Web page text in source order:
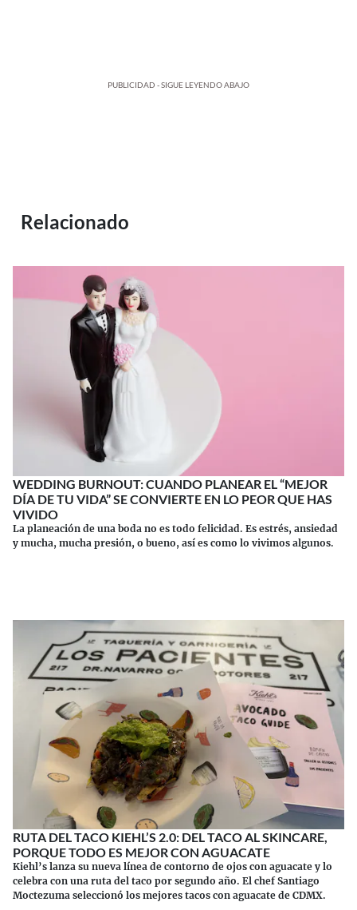
PUBLICIDAD - SIGUE LEYENDO ABAJO
Relacionado
WEDDING BURNOUT: CUANDO PLANEAR EL “MEJOR
DÍA DE TU VIDA” SE CONVIERTE EN LO PEOR QUE HAS
VIVIDO
La planeación de una boda no es todo felicidad. Es estrés, ansiedad
y mucha, mucha presión, o bueno, así es como lo vivimos algunos.
RUTA DEL TACO KIEHL’S 2.0: DEL TACO AL SKINCARE,
PORQUE TODO ES MEJOR CON AGUACATE
Kiehl’s lanza su nueva línea de contorno de ojos con aguacate y lo
celebra con una ruta del taco por segundo año. El chef Santiago
Moctezuma seleccionó los mejores tacos con aguacate de CDMX.